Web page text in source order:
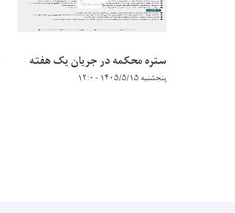
ستره محکمه در جریان يک هفته
پنجشنبه ۱۴۰۵/۵/۱۵ - ۱۲:۰